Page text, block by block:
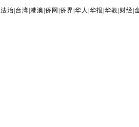
|法治 台湾 |港澳 |侨网 |侨界 |华人 |华报 |华教 财经 |